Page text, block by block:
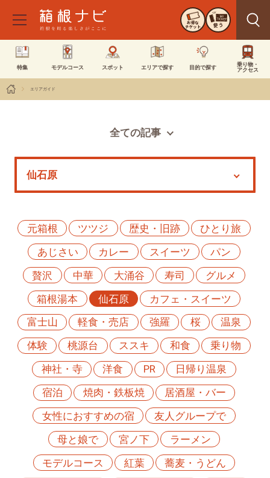
お得な
チケット 使う
特集 モデルコース スポット エリアで探す 目的で探す
乗り物・
アクセス
エリアガイド
全ての記事
特集
元箱根
ツツジ 歴史・旧跡
ひとり旅
あじさい
カレー スイーツ
パン
贅沢
中華 大涌谷 寿司
グルメ
箱根湯本
仙石原
カフェ・スイーツ
富士山
軽食・売店 強羅 桜
温泉
体験
桃源台 ススキ 和食
乗り物
神社・寺
洋食 PR
日帰り温泉
宿泊
焼肉・鉄板焼
居酒屋・バー
女性におすすめの宿
友人グループで
母と娘で
宮ノ下
ラーメン
モデルコース
紅葉
蕎麦・うどん